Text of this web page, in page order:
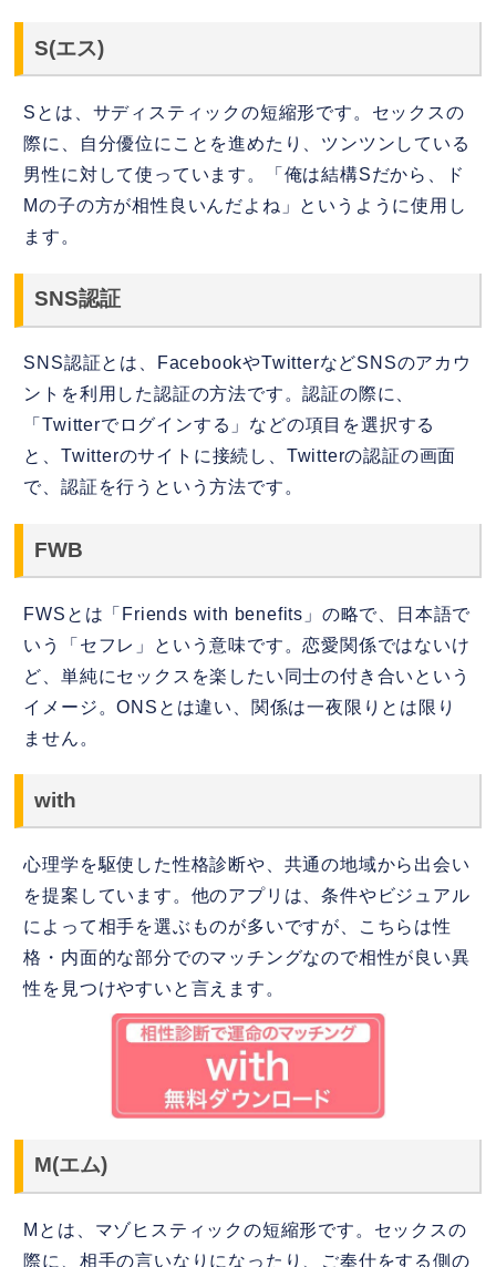
S(エス)
Sとは、サディスティックの短縮形です。セックスの
際に、自分優位にことを進めたり、ツンツンしている
男性に対して使っています。「俺は結構Sだから、ド
Мの子の方が相性良いんだよね」というように使用し
ます。
SNS認証
SNS認証とは、FacebookやTwitterなどSNSのアカウ
ントを利用した認証の方法です。認証の際に、
「Twitterでログインする」などの項目を選択する
と、Twitterのサイトに接続し、Twitterの認証の画面
で、認証を行うという方法です。
FWB
FWSとは「Friends with benefits」の略で、日本語で
いう「セフレ」という意味です。恋愛関係ではないけ
ど、単純にセックスを楽したい同士の付き合いという
イメージ。ONSとは違い、関係は一夜限りとは限り
ません。
with
心理学を駆使した性格診断や、共通の地域から出会い
を提案しています。他のアプリは、条件やビジュアル
によって相手を選ぶものが多いですが、こちらは性
格・内面的な部分でのマッチングなので相性が良い異
性を見つけやすいと言えます。
M(エム)
Mとは、マゾヒスティックの短縮形です。セックスの
際に、相手の言いなりになったり、ご奉仕をする側の